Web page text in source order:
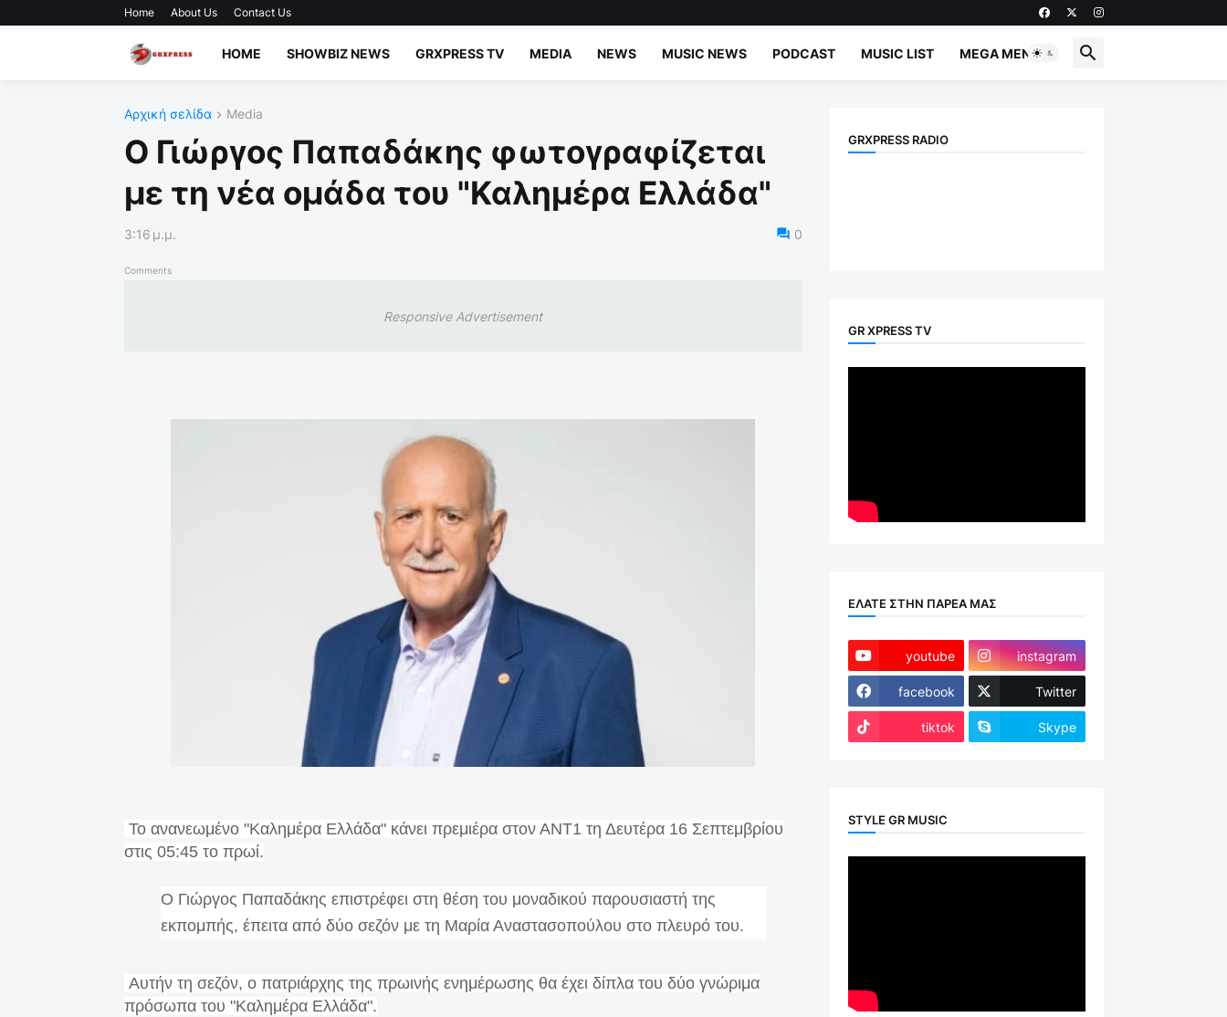
Home About Us Contact Us
HOME SHOWBIZ NEWS GRXPRESS TV MEDIA NEWS MUSIC NEWS PODCAST MUSIC LIST MEGA MENU
Αρχική σελίδα Media
Ο Γιώργος Παπαδάκης φωτογραφίζεται
με τη νέα ομάδα του "Καλημέρα Ελλάδα"
3:16 μ.μ. 0
Comments
Responsive Advertisement
Το ανανεωμένο "Καλημέρα Ελλάδα" κάνει πρεμιέρα στον ΑΝΤ1 τη Δευτέρα 16 Σεπτεμβρίου
στις 05:45 το πρωί.
Ο Γιώργος Παπαδάκης επιστρέφει στη θέση του μοναδικού παρουσιαστή της
εκπομπής, έπειτα από δύο σεζόν με τη Μαρία Αναστασοπούλου στο πλευρό του.
Αυτήν τη σεζόν, ο πατριάρχης της πρωινής ενημέρωσης θα έχει δίπλα του δύο γνώριμα
πρόσωπα του "Καλημέρα Ελλάδα".
GRXPRESS RADIO
GR XPRESS TV
ΕΛΑΤΕ ΣΤΗΝ ΠΑΡΕΑ ΜΑΣ
youtube instagram
facebook Twitter
tiktok Skype
STYLE GR MUSIC